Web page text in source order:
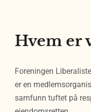
Hvem er
Foreningen
er en
samfunn tuftet på